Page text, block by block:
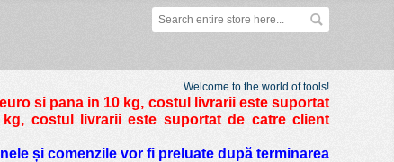
Welcome to the world of tools!
si pana in 10 kg, costul livrarii este suportat
costul livrarii este suportat de catre client
și comenzile vor fi preluate după terminarea